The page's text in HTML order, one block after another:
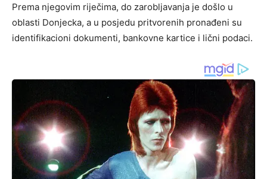
Prema njegovim riječima, do zarobljavanja je došlo u
oblasti Donjecka, a u posjedu pritvorenih pronađeni su
identifikacioni dokumenti, bankovne kartice i lični podaci.